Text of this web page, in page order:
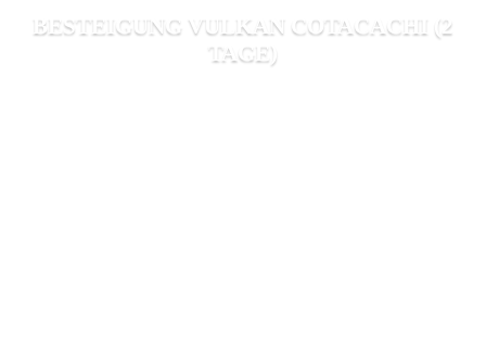
BESTEIGUNG VULKAN COTACACHI (2
TAGE)